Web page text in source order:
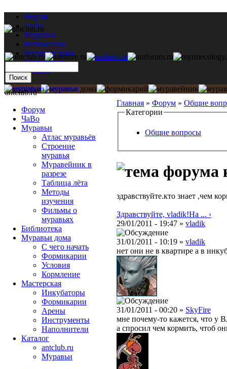
Форум
ЧаВо
Муравьи
Библиотека
Муравьи дома
Мастерская
Каталог
Главная » Форум » Общие
Категории
Общие вопросы
здравствуйте.кто знает ,чем
Здравствуйте, vladik!На ... ›
29/01/2011 - 19:47 » vladik
31/01/2011 - 10:19 » vladik
нет они не в квартире а в
31/01/2011 - 00:20 » SkyFire
мне почему-то кажется, что у
а спросил чем кормить, чтоб
antclub.ru
Форум
ЧаВо
Муравьи
Атлас муравьёв
Строение
муравья
Муравейник в
разрезе
Таблица лёта
Методы
изучения
Фильмы о
муравьях
Библиотека
Муравьи дома
С чего начать
Формикарии
Условия
Кормление
Мастерская
Инкубаторы
Формикарии
Арены
Инструменты
Наполнители
Каталог
antclub.ru
Муравьи